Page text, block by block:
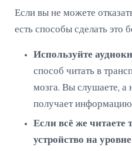
Если вы не можете
есть способы сделать это
Используйте
способ читать в
мозга. Вы слушаете, а
получает
Если всё же читаете
устройство на уровне